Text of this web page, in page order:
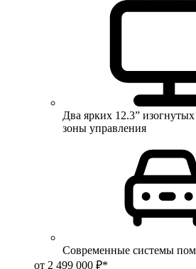
Два ярких 12.3”
зоны управления
Современные системы
от 2 499 000 ₽*